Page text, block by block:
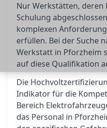
Nur Werkstätten, deren
Schulung
komplexen
erfüllen. Bei der Suche
Werkstatt in Pforzheim
auf diese Qualifikation
Die
Indikator für die
Bereich
das Personal in